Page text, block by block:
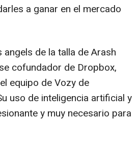
a ganar en el mercado
de la talla de Arash
cofundador de Dropbox,
equipo de Vozy de
uso de inteligencia artificial y
y muy necesario para